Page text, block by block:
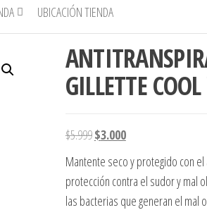
UBICACIÓN TIENDA
GILLETTE
$5.999El precio original era: $5.999.
$3.000El precio actual es:
Mantente seco y protegido con
protección contra el sudor y mal
las bacterias que generan el mal